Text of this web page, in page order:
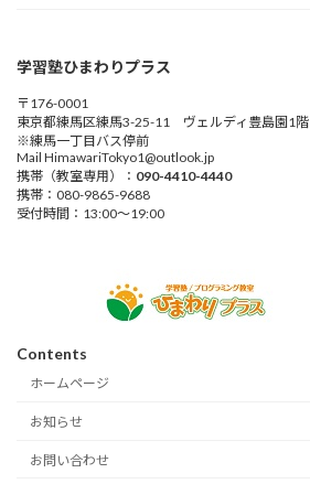
学習塾ひまわりプラス
〒176-0001
東京都練馬区練馬3-25-11 ヴェルディ豊島園1階
※練馬一丁目バス停前
Mail HimawariTokyo1@outlook.jp
携帯（教室専用）： 090-4410-4440
携帯：080-9865-9688
受付時間：13:00～19:00
Contents
ホームページ
お知らせ
お問い合わせ